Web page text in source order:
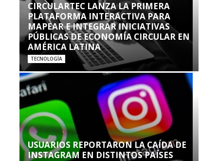
CIRCULARTEC LANZA LA PRIMERA
PLATAFORMA INTERACTIVA PARA
MAPEAR E INTEGRAR INICIATIVAS
PÚBLICAS DE ECONOMÍA CIRCULAR EN
AMÉRICA LATINA
TECNOLOGÍA
USUARIOS REPORTARON LA CAÍDA DE
INSTAGRAM EN DISTINTOS PAÍSES